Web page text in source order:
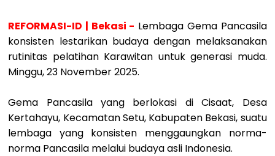
REFORMASI-ID | Bekasi - Lembaga Gema Pancasila
konsisten lestarikan budaya dengan melaksanakan
rutinitas pelatihan Karawitan untuk generasi muda.
Minggu, 23 November 2025.
Gema Pancasila yang berlokasi di Cisaat, Desa
Kertahayu, Kecamatan Setu, Kabupaten Bekasi, suatu
lembaga yang konsisten menggaungkan norma-
norma Pancasila melalui budaya asli Indonesia.